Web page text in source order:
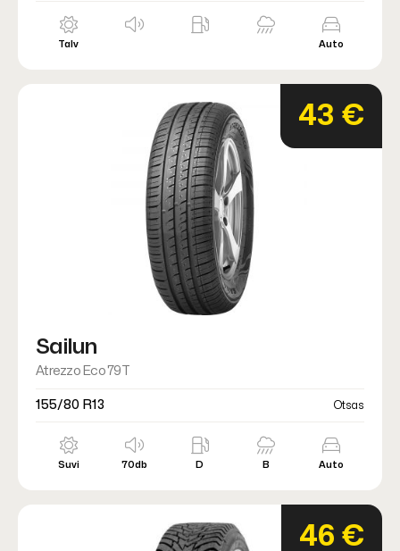
Talv Auto
43 €
Sailun
Atrezzo Eco 79T
155/80 R13 Otsas
Suvi 70db D B Auto
46 €